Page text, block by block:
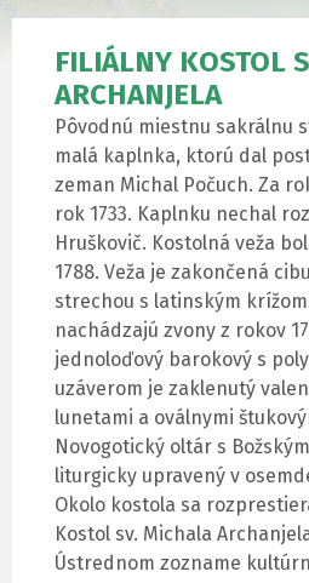
FILIÁLNY KOSTOL
ARCHANJELA
Pôvodnú miestnu sakrálnu
malá kaplnka, ktorú dal
zeman Michal Počuch. Za
rok 1733. Kaplnku nechal
Hruškovič. Kostolná veža
1788. Veža je zakončená
strechou s latinským
nachádzajú zvony z rokov
jednoloďový barokový s
uzáverom je zaklenutý
lunetami a oválnymi
Novogotický oltár s
liturgicky upravený v
Okolo kostola sa
Kostol sv. Michala
Ústrednom zozname